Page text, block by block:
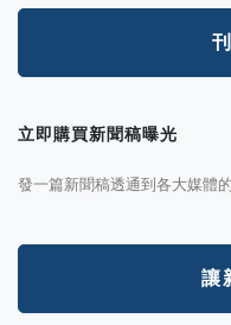
立即購買新聞稿曝光
發一篇新聞稿透通到各大媒體
讓